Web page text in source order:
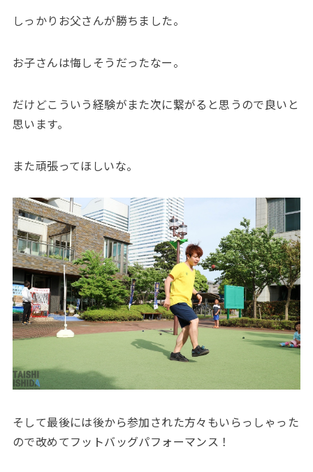
しっかりお父さんが勝ちました。
お子さんは悔しそうだったなー。
だけどこういう経験がまた次に繋がると思うので良いと
思います。
また頑張ってほしいな。
そして最後には後から参加された方々もいらっしゃった
ので改めてフットバッグパフォーマンス！